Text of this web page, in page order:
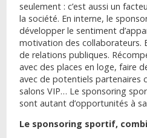
seulement : c’est aussi un
la société. En interne, le
développer le sentiment
motivation des collaborateurs.
de relations publiques.
avec des places en loge, faire
avec de potentiels partenaires
salons VIP… Le sponsoring
sont autant d’opportunités à
Le sponsoring sportif,